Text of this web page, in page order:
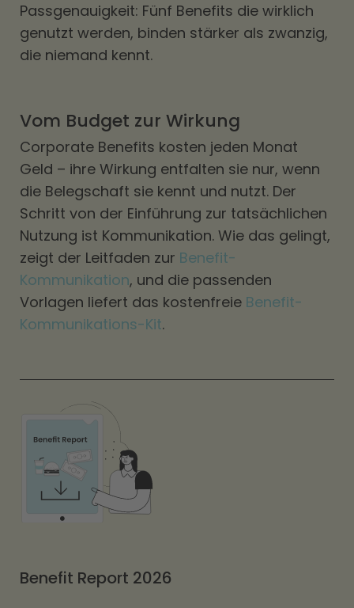
Passgenauigkeit: Fünf Benefits die wirklich
genutzt werden, binden stärker als zwanzig,
die niemand kennt.
Vom Budget zur Wirkung
Corporate Benefits kosten jeden Monat
Geld – ihre Wirkung entfalten sie nur, wenn
die Belegschaft sie kennt und nutzt. Der
Schritt von der Einführung zur tatsächlichen
Nutzung ist Kommunikation. Wie das gelingt,
zeigt der Leitfaden zur Benefit-
Kommunikation, und die passenden
Vorlagen liefert das kostenfreie Benefit-
Kommunikations-Kit.
Benefit Report 2026